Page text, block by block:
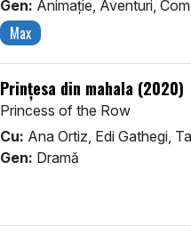
Gen: Animaţie, Aventuri,
Max
Prințesa din mahala (2020)
Princess of the Row
Cu: Ana Ortiz, Edi Gathegi,
Gen: Dramă